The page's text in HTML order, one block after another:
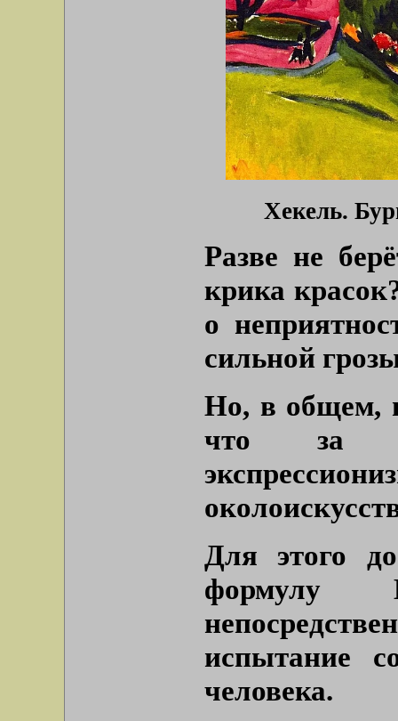
Хекель.
Разве не
крика
о
сильной
Но, в общем,
что за
Для этого
формулу
испытание
человека.